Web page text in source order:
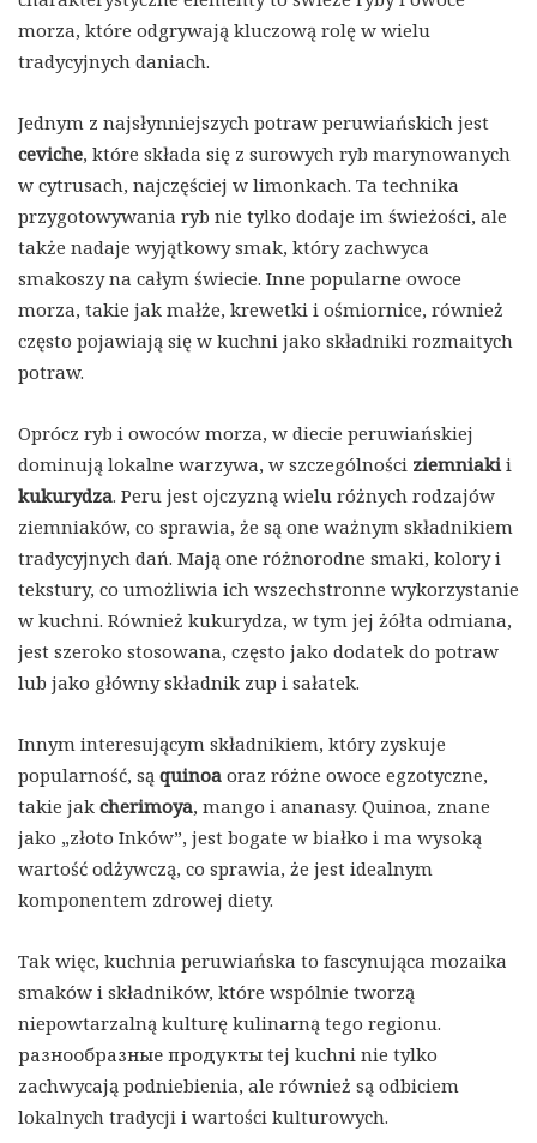
morza, które odgrywają kluczową rolę w wielu
tradycyjnych daniach.
Jednym z najsłynniejszych potraw peruwiańskich jest
ceviche, które składa się z surowych ryb marynowanych
w cytrusach, najczęściej w limonkach. Ta technika
przygotowywania ryb nie tylko dodaje im świeżości, ale
także nadaje wyjątkowy smak, który zachwyca
smakoszy na całym świecie. Inne popularne owoce
morza, takie jak małże, krewetki i ośmiornice, również
często pojawiają się w kuchni jako składniki rozmaitych
potraw.
Oprócz ryb i owoców morza, w diecie peruwiańskiej
dominują lokalne warzywa, w szczególności ziemniakii
kukurydza. Peru jest ojczyzną wielu różnych rodzajów
ziemniaków, co sprawia, że są one ważnym składnikiem
tradycyjnych dań. Mają one różnorodne smaki, kolory i
tekstury, co umożliwia ich wszechstronne wykorzystanie
w kuchni. Również kukurydza, w tym jej żółta odmiana,
jest szeroko stosowana, często jako dodatek do potraw
lub jako główny składnik zup i sałatek.
Innym interesującym składnikiem, który zyskuje
popularność, są quinoa oraz różne owoce egzotyczne,
takie jak cherimoya, mango i ananasy. Quinoa, znane
jako „złoto Inków”, jest bogate w białko i ma wysoką
wartość odżywczą, co sprawia, że jest idealnym
komponentem zdrowej diety.
Tak więc, kuchnia peruwiańska to fascynująca mozaika
smaków i składników, które wspólnie tworzą
niepowtarzalną kulturę kulinarną tego regionu.
разнообразные продукты tej kuchni nie tylko
zachwycają podniebienia, ale również są odbiciem
lokalnych tradycji i wartości kulturowych.